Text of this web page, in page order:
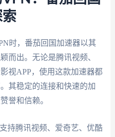
时，番茄回国加速器以其
而出。无论是腾讯视频、
视APP，使用这款加速器都
其稳定的连接和快速的加
誉和信赖。
持腾讯视频、爱奇艺、优酷